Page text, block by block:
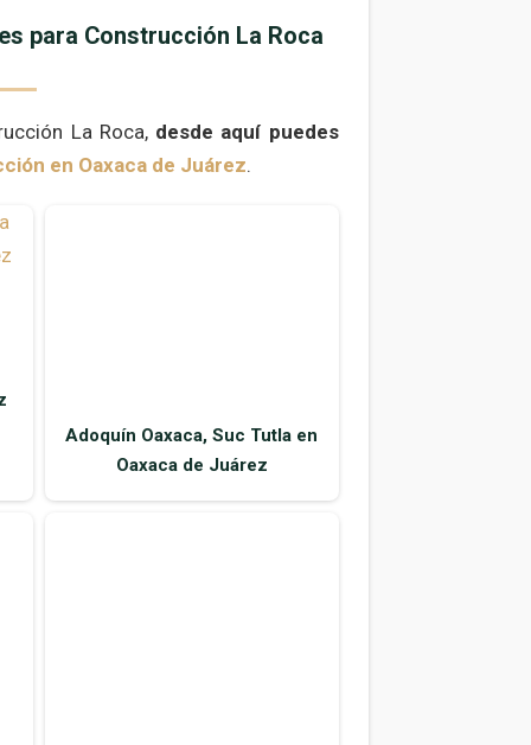
para Construcción La Roca
La Roca, desde aquí puedes
en Oaxaca de Juárez.
Adoquín Oaxaca, Suc Tutla en
Oaxaca de Juárez